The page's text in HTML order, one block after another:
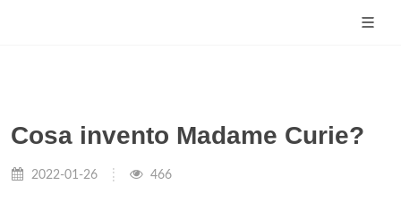
Cosa invento Madame Curie?
2022-01-26 466